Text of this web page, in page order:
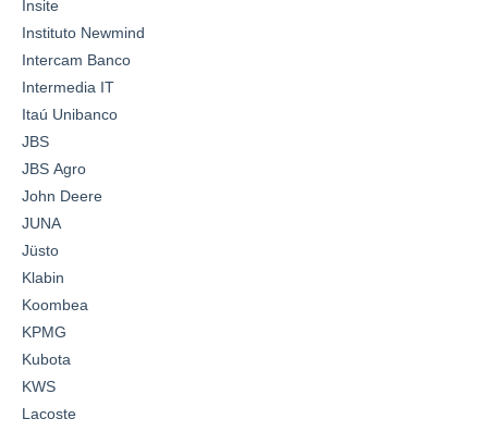
Insite
Instituto Newmind
Intercam Banco
Intermedia IT
Itaú Unibanco
JBS
JBS Agro
John Deere
JUNA
Jüsto
Klabin
Koombea
KPMG
Kubota
KWS
Lacoste